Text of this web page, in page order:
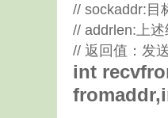
// sockaddr:目
// addrlen:上
// 返回值：发
int